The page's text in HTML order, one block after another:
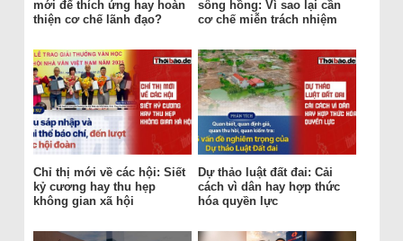
mới để thích ứng hay hoàn
thiện cơ chế lãnh đạo?
sông hồng: Vì sao lại cần
cơ chế miễn trách nhiệm
Chỉ thị mới về các hội: Siết
kỷ cương hay thu hẹp
không gian xã hội
Dự thảo luật đất đai: Cải
cách vì dân hay hợp thức
hóa quyền lực